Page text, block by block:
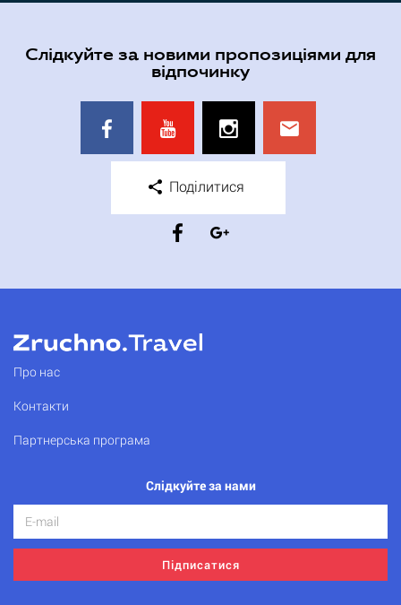
Слідкуйте за новими пропозиціями для
відпочинку
Поділитися
Про нас
Контакти
Партнерська програма
Слідкуйте за нами
Підписатися